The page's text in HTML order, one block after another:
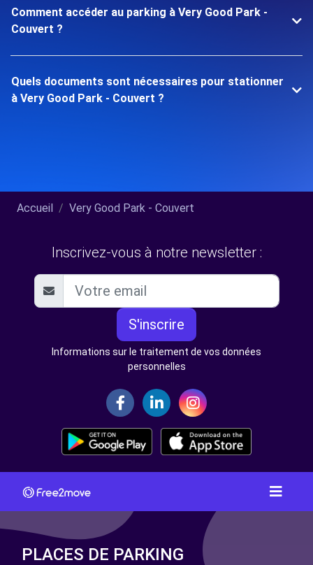
Comment accéder au parking à Very Good Park -
Couvert ?
Quels documents sont nécessaires pour stationner
à Very Good Park - Couvert ?
Accueil Very Good Park - Couvert
Inscrivez-vous à notre newsletter :
S'inscrire
Informations sur le traitement de vos données
personnelles
PLACES DE PARKING